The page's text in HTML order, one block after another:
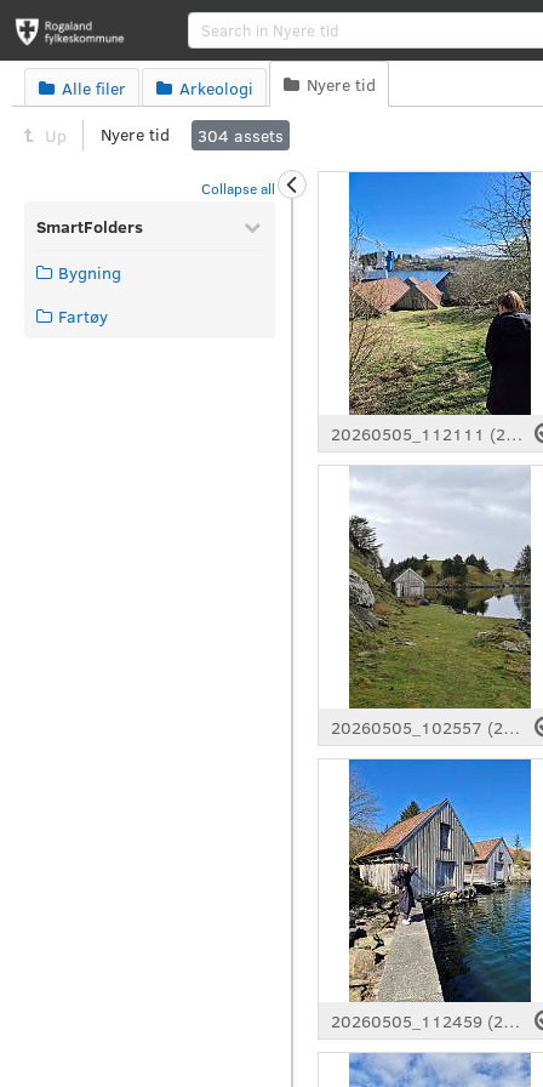
 Alle filer  Arkeologi  Nyere tid
Up Nyere tid 304 assets
Collapse all
SmartFolders
Bygning
Fartøy
20260505_112111 (2).jpg
20260505_102557 (2).jpg
20260505_112459 (2).jpg